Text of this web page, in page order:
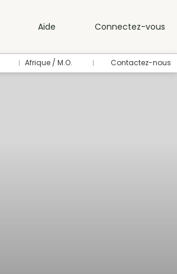
Aide Connectez-vous
Afrique / M.O. Contactez-nous